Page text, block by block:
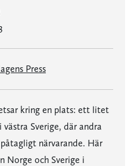
Press
kring en plats: ett litet
västra Sverige, där andra
närvarande. Här
Norge och Sverige i